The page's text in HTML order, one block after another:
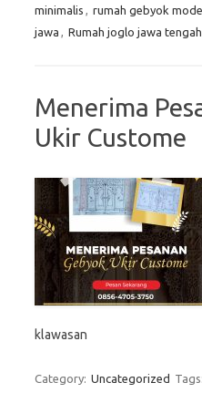
minimalis , rumah gebyok
jawa , Rumah joglo jawa tengah
Menerima
Ukir Custome
klawasan
Category: Uncategorized Tags: